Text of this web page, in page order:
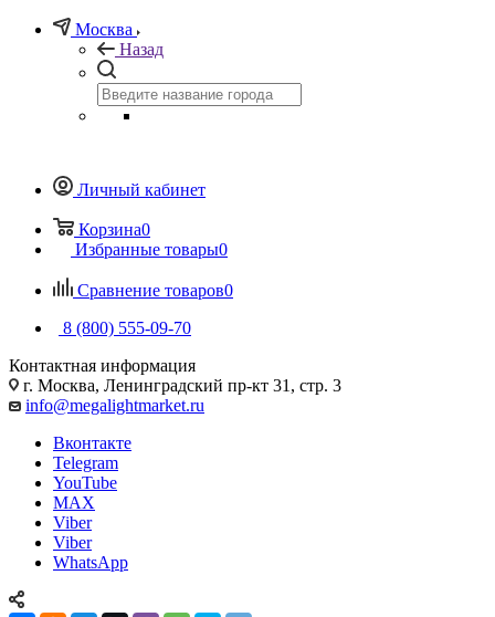
Москва
Назад
Личный кабинет
Корзина0
Избранные товары0
Сравнение товаров0
8 (800) 555-09-70
Контактная информация
г. Москва, Ленинградский пр-кт 31, стр. 3
info@megalightmarket.ru
Вконтакте
Telegram
YouTube
MAX
Viber
Viber
WhatsApp